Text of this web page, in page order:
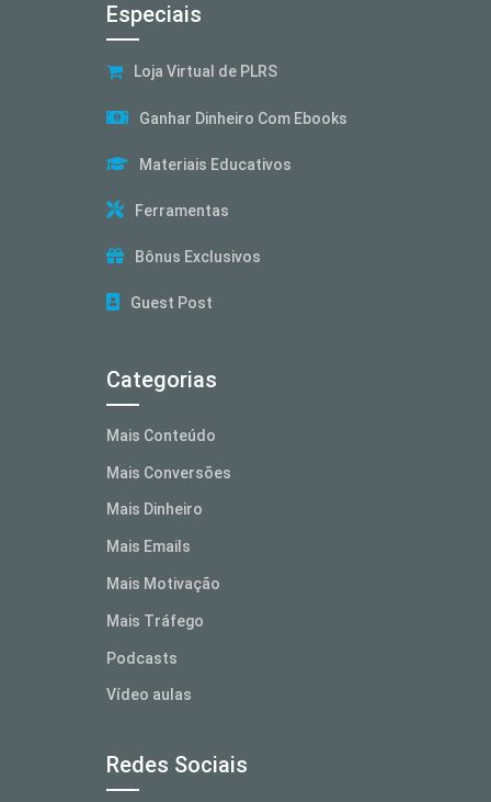
Especiais
Loja Virtual de PLRS
Ganhar Dinheiro Com Ebooks
Materiais Educativos
Ferramentas
Bônus Exclusivos
Guest Post
Categorias
Mais Conteúdo
Mais Conversões
Mais Dinheiro
Mais Emails
Mais Motivação
Mais Tráfego
Podcasts
Vídeo aulas
Redes Sociais